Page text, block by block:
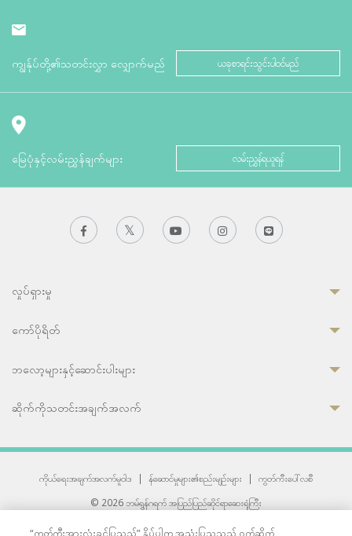
ကျွန်ုပ်တို့၏သတင်းလွှာ လျှောက်မည် ယခုစာရင်းသွင်းပါဝင်မည်
မြေပုံနှင့်လမ်းညွှန်ချက်များ လမ်းညွှန်ရယူရန်
လှုပ်ရှားမှု
ကော်ပိုရိတ်
ဘလော့များနှင့်ဆောင်းပါးများ
ဆိုက်ကိုသတင်းအချက်အလက်
ကိုယ်ရေးအချက်အလက်မူဝါဒ | န်ဆောင်မှုများ၏စည်းမျဉ်းများ |
ကွတ်ကီးပေါ်လစီ
© 2026 ဘမ်ရွန်ဂရက် အပြည်ပြည်ဆိုင်ရာဆေးရုံကြီး
“ကွတ်ကီးအားလုံးခွင့်ပြုသည်” နှိပ်ပါက အသုံးပြုသူသည် ဝက်ဆိုက်